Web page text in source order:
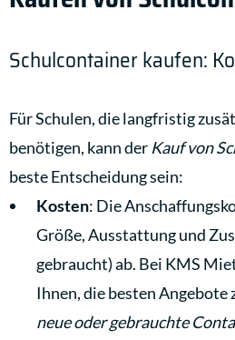
Schulcontainer kaufen:
Für Schulen, die langfristig
benötigen, kann der Kauf von
beste Entscheidung sein:
Kosten: Die
Größe, Ausstattung und
gebraucht) ab. Bei KMS
Ihnen, die besten Angebote
neue oder gebrauchte